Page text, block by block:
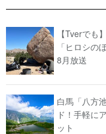
【Tverでも
「ヒロシの
8月放送
白馬「八方
ド！手軽に
ット